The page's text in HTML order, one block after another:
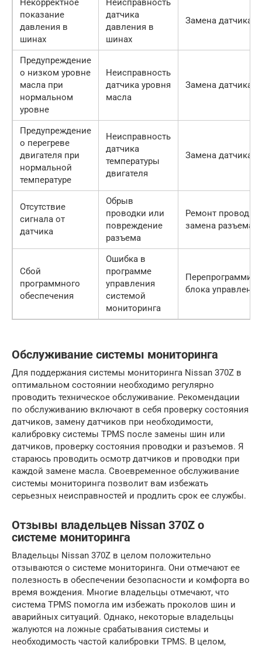
Некорректное
показание
давления в
шинах
Неисправность
датчика
давления в
шинах
Замена датчика
Предупреждение
о низком уровне
масла при
нормальном
уровне
Неисправность
датчика уровня
масла
Замена датчика
Предупреждение
о перегреве
двигателя при
нормальной
температуре
Неисправность
датчика
температуры
двигателя
Замена датчика
Отсутствие
сигнала от
датчика
Обрыв
проводки или
повреждение
разъема
Ремонт проводки
замена разъема
Сбой
программного
обеспечения
Ошибка в
программе
управления
системой
мониторинга
блока управления
Обслуживание системы мониторинга
Для поддержания системы мониторинга Nissan 370Z в
оптимальном состоянии необходимо регулярно
проводить техническое обслуживание. Рекомендации
по обслуживанию включают в себя проверку состояния
датчиков, замену датчиков при необходимости,
калибровку системы TPMS после замены шин или
датчиков, проверку состояния проводки и разъемов. Я
стараюсь проводить осмотр датчиков и проводки при
каждой замене масла. Своевременное обслуживание
системы мониторинга позволит вам избежать
серьезных неисправностей и продлить срок ее службы.
Отзывы владельцев Nissan 370Z о
системе мониторинга
Владельцы Nissan 370Z в целом положительно
отзываются о системе мониторинга. Они отмечают ее
полезность в обеспечении безопасности и комфорта во
время вождения. Многие владельцы отмечают, что
система TPMS помогла им избежать проколов шин и
аварийных ситуаций. Однако, некоторые владельцы
жалуются на ложные срабатывания системы и
необходимость частой калибровки TPMS. В целом,